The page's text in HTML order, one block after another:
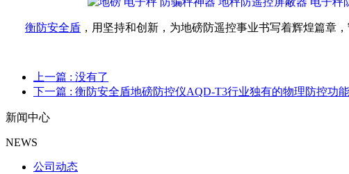
衡防安全盾 ，用坚持和创新，为地磅防遥控事业书写着辉煌篇章
上一篇 : 没有了
下一篇 : 衡防安全盾地磅防控仪AQD-T3行业独有的物理防控功能
新闻中心
NEWS
公司动态